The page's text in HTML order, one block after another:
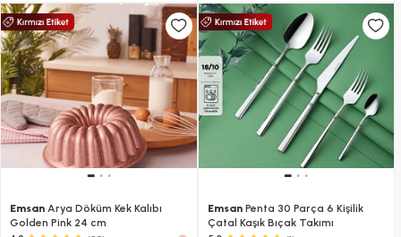
Emsan Arya Döküm Kek Kalıbı
Golden Pink 24 cm
EmsanPenta 30 Parça 6 Kişilik
Çatal Kaşık Bıçak Takımı